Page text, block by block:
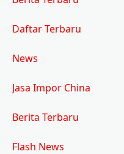
Daftar Terbaru
News
Jasa Impor China
Berita Terbaru
Flash News